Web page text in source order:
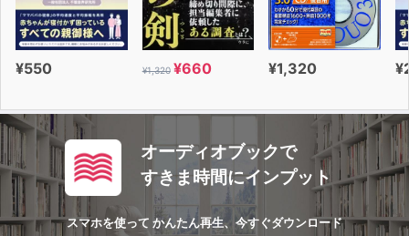
¥550 ¥1,320 ¥660 ¥1,320
オーディオブックで
すきま時間にインプット
スマホを使って かんたん再生、今すぐダウンロード